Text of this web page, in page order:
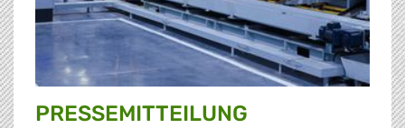
PRESSE­MITTEILUNG